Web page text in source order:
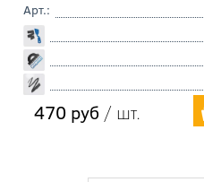
Арт.:
470 руб / шт.